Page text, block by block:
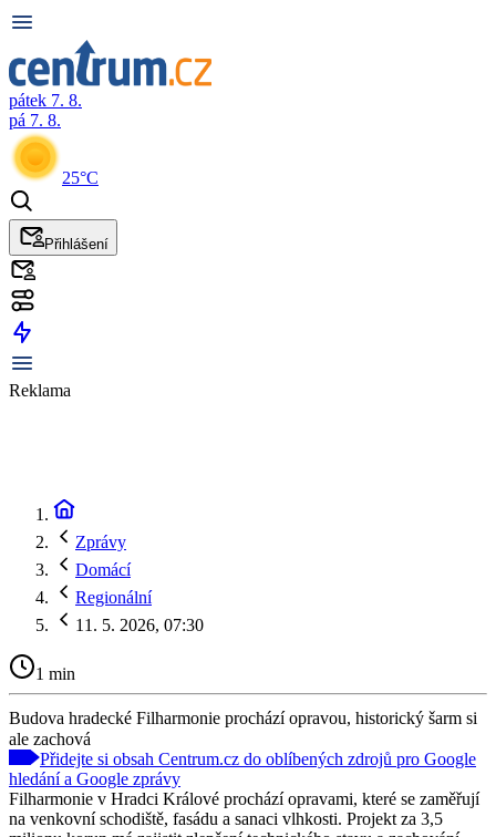
pátek 7. 8.
pá 7. 8.
25°C
Přihlášení
Reklama
Zprávy
Domácí
Regionální
11. 5. 2026, 07:30
1 min
Budova hradecké Filharmonie prochází opravou, historický šarm si
ale zachová
Přidejte si obsah Centrum.cz do oblíbených zdrojů pro Google
hledání a Google zprávy
Filharmonie v Hradci Králové prochází opravami, které se zaměřují
na venkovní schodiště, fasádu a sanaci vlhkosti. Projekt za 3,5